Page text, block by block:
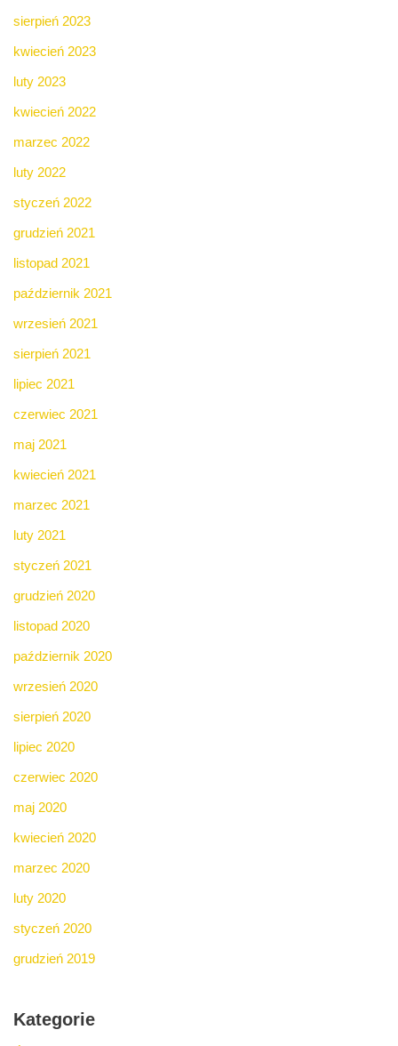
sierpień 2023
kwiecień 2023
luty 2023
kwiecień 2022
marzec 2022
luty 2022
styczeń 2022
grudzień 2021
listopad 2021
październik 2021
wrzesień 2021
sierpień 2021
lipiec 2021
czerwiec 2021
maj 2021
kwiecień 2021
marzec 2021
luty 2021
styczeń 2021
grudzień 2020
listopad 2020
październik 2020
wrzesień 2020
sierpień 2020
lipiec 2020
czerwiec 2020
maj 2020
kwiecień 2020
marzec 2020
luty 2020
styczeń 2020
grudzień 2019
Kategorie